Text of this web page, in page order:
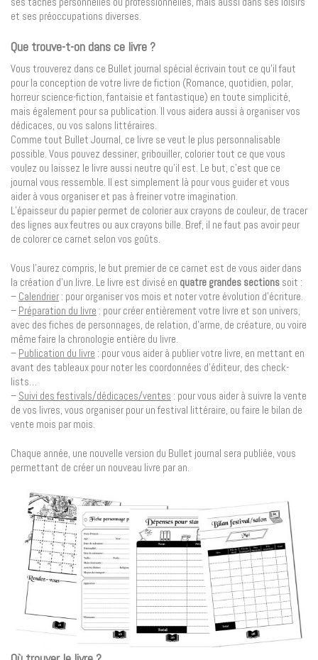
et ses préoccupations diverses.
Que trouve-t-on dans ce livre ?
Vous trouverez dans ce Bullet journal spécial écrivain tout ce qu’il faut
pour la conception de votre livre de fiction (Romance, quotidien, polar,
horreur science-fiction, fantaisie et fantastique) en toute simplicité,
mais également pour sa publication. Il vous aidera aussi à organiser vos
dédicaces, ou vos salons littéraires.
Comme tout Bullet Journal, ce livre se veut le plus personnalisable
possible. Vous pouvez dessiner, gribouiller, colorier tout ce que vous
voulez ou laissez le livre aussi neutre qu’il est. Le but, c’est que ce
journal vous ressemble. Il est simplement là pour vous guider et vous
aider à vous organiser et pas à freiner votre imagination.
L’épaisseur du papier permet de colorier aux crayons de couleur, de tracer
des lignes aux feutres ou aux crayons bille. Bref, il ne faut pas avoir peur
de colorer ce carnet selon vos goûts.
Vous l’aurez compris, le but premier de ce carnet est de vous aider dans
la création d’un livre. Le livre est divisé en quatre grandes sections soit :
– Calendrier : pour organiser vos mois et noter votre évolution d’écriture.
– Préparation du livre : pour créer entièrement votre livre et son univers,
avec des fiches de personnages, de relation, d’arme, de créature, ou voire
même faire la chronologie entière du livre.
– Publication du livre : pour vous aider à publier votre livre, en mettant en
avant des tableaux pour noter les coordonnées d’éditeur, des check-
lists…
– Suivi des festivals/dédicaces/ventes : pour vous aider à suivre la vente
de vos livres, vous organiser pour un festival littéraire, ou faire le bilan de
vente mois par mois.
Chaque année, une nouvelle version du Bullet journal sera publiée, vous
permettant de créer un nouveau livre par an.